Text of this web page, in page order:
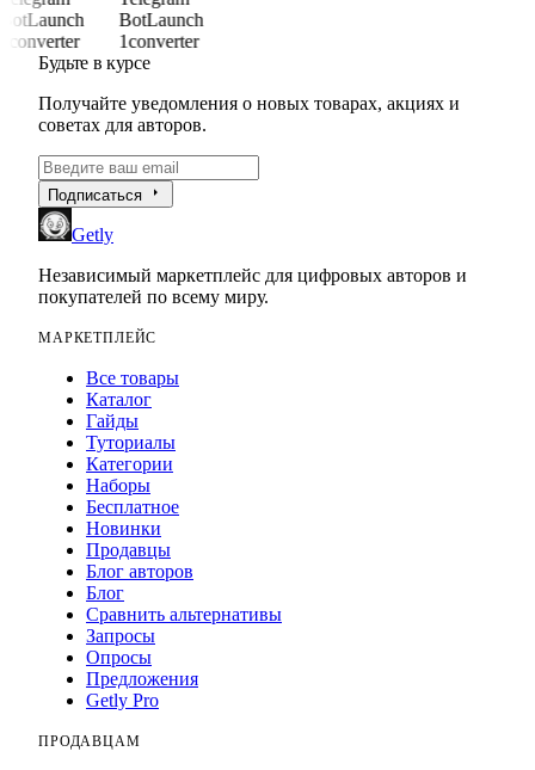
BotLaunch
1converter
BotLaunch
1converter
Будьте в курсе
Получайте уведомления о новых товарах, акциях и
советах для авторов.
Подписаться arrow_right
Getly
Независимый маркетплейс для цифровых авторов и
покупателей по всему миру.
МАРКЕТПЛЕЙС
Все товары
Каталог
Гайды
Туториалы
Категории
Наборы
Бесплатное
Новинки
Продавцы
Блог авторов
Блог
Сравнить альтернативы
Запросы
Опросы
Предложения
Getly Pro
ПРОДАВЦАМ